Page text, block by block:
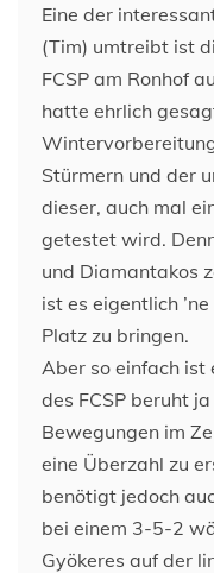
Eine der
(Tim) umtreibt ist
FCSP am Ronhof
hatte ehrlich
Stürmern und der
dieser, auch mal
getestet wird.
und Diamantakos
ist es eigentlich
Platz zu bringen.
Aber so einfach ist
des FCSP beruht
Bewegungen im
eine Überzahl zu
benötigt jedoch
bei einem 3-5-2
Gyökeres auf der